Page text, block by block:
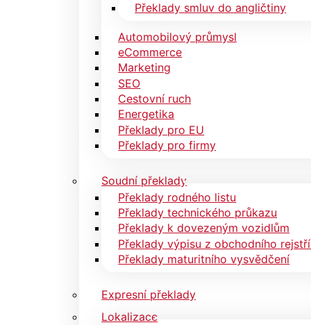
Překlady smluv do angličtiny
Automobilový průmysl
eCommerce
Marketing
SEO
Cestovní ruch
Energetika
Překlady pro EU
Překlady pro firmy
Soudní překlady
Překlady rodného listu
Překlady technického průkazu
Překlady k dovezeným vozidlům
Překlady výpisu z obchodního
Překlady maturitního vysvědčení
Expresní překlady
Lokalizace